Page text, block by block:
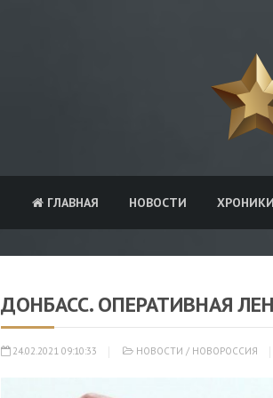
ГЛАВНАЯ НОВОСТИ
ДОНБАСС. ОПЕРАТИВНАЯ
24.02.2021 09:10:33 НОВОСТИ / НОВОРОССИЯ